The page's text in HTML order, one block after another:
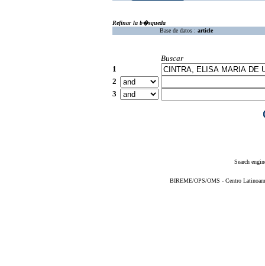
Refinar la b�squeda
Base de datos : article
Buscar
1
2
3
Search
BIREME/OPS/OMS - Centro